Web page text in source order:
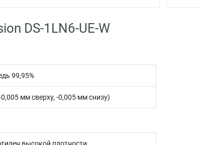
DS-1LN6-UE-W
99,95%
мм сверху, -0,005 мм снизу)